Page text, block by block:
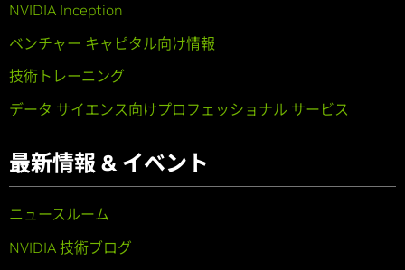
NVIDIA Inception
ベンチャー キャピタル向け情報
技術トレーニング
データ サイエンス向けプロフェッショナル サービス
最新情報 & イベント
ニュースルーム
NVIDIA 技術ブログ